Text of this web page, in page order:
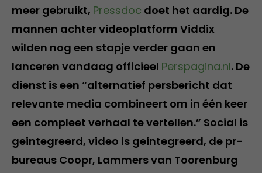
meer gebruikt, Pressdoc doet het aardig. De
mannen achter videoplatform Viddix
wilden nog een stapje verder gaan en
lanceren vandaag officieel Perspagina.nl. De
dienst is een “alternatief persbericht dat
relevante media combineert om in één keer
een compleet verhaal te vertellen.” Social is
geintegreerd, video is geintegreerd, de pr-
bureaus Coopr, Lammers van Toorenburg